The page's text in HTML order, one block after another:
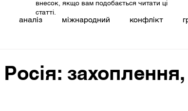
внесок, якщо вам подобається читати ці
статті.
аналіз міжнародний конфлікт